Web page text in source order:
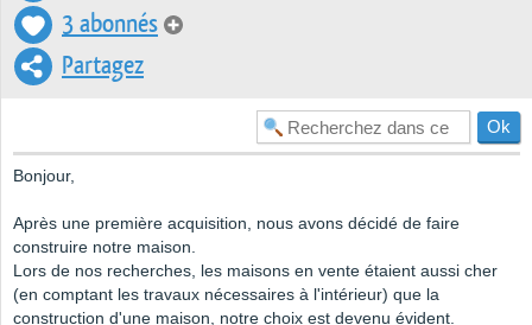
3 abonnés
Partagez
Bonjour,
Après une première acquisition, nous avons décidé de faire
construire notre maison.
Lors de nos recherches, les maisons en vente étaient aussi cher
(en comptant les travaux nécessaires à l'intérieur) que la
construction d'une maison, notre choix est devenu évident.